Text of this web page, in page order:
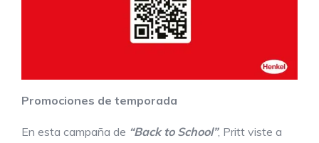
Promociones de temporada
En esta campaña de “Back to School”, Pritt viste a